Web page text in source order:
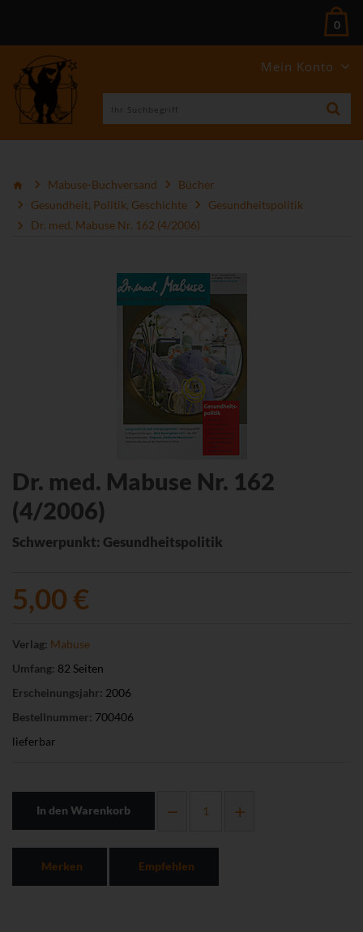
Mein Konto
0
Mabuse-Buchversand
Bücher
Gesundheit, Politik, Geschichte
Gesundheitspolitik
Dr. med. Mabuse Nr. 162 (4/2006)
Dr. med. Mabuse Nr. 162
(4/2006)
Schwerpunkt: Gesundheitspolitik
5,00 €
Verlag: Mabuse
Umfang: 82 Seiten
Erscheinungsjahr: 2006
Bestellnummer: 700406
lieferbar
In den Warenkorb
Merken Empfehlen